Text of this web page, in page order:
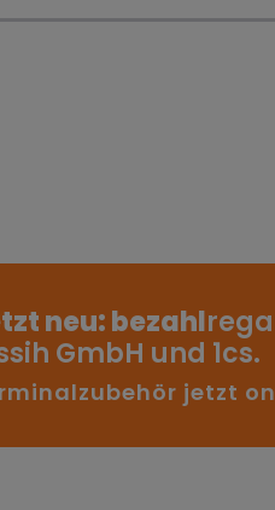
werden können
1 Jahr
neu: bezahl
GmbH und 1cs.
jetzt